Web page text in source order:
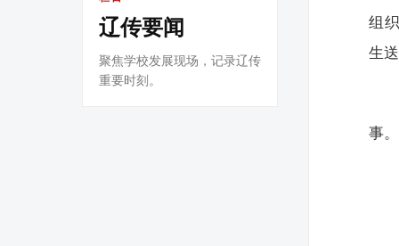
辽传要闻
聚焦学校发展现场，记录辽传
重要时刻。
组
生
事。